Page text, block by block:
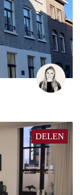
Fleur
DELEN